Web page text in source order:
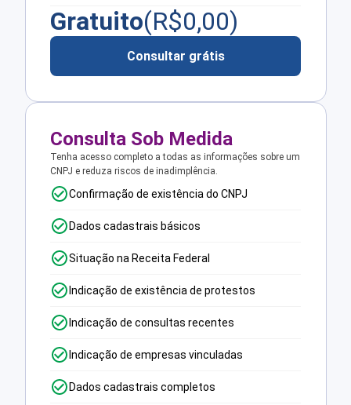
Gratuito(R$0,00)
Consultar grátis
Consulta Sob Medida
Tenha acesso completo a todas as informações sobre um
CNPJ e reduza riscos de inadimplência.
Confirmação de existência do CNPJ
Dados cadastrais básicos
Situação na Receita Federal
Indicação de existência de protestos
Indicação de consultas recentes
Indicação de empresas vinculadas
Dados cadastrais completos